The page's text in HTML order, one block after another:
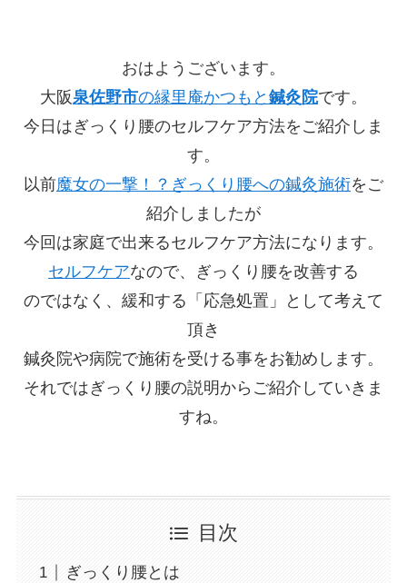
おはようございます。
大阪泉佐野市の縁里庵かつもと 鍼灸院です。
今日はぎっくり腰のセルフケア方法をご紹介しま
す。
以前魔女の一撃！？ぎっくり腰への鍼灸施術をご
紹介しましたが
今回は家庭で出来るセルフケア方法になります。
セルフケアなので、ぎっくり腰を改善する
のではなく、緩和する「応急処置」として考えて
頂き
鍼灸院や病院で施術を受ける事をお勧めします。
それではぎっくり腰の説明からご紹介していきま
すね。
目次
ぎっくり腰とは